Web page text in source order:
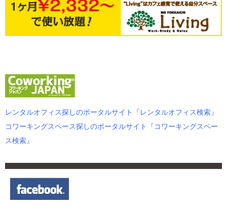
レンタルオフィス探しのポータルサイト『レンタルオフィス検索』
コワーキングスペース探しのポータルサイト『コワーキングスペー
ス検索』